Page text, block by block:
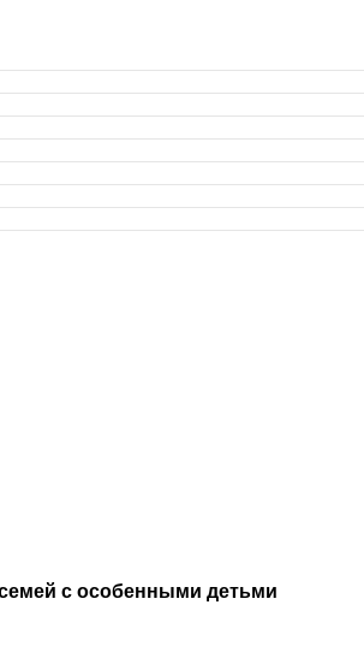
с особенными детьми